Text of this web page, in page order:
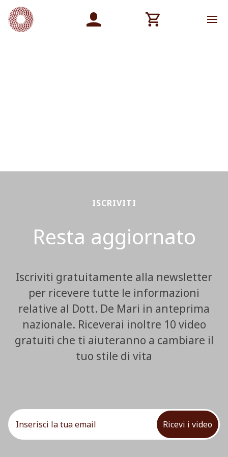
ISCRIVITI
Resta aggiornato
Iscriviti gratuitamente alla newsletter
per ricevere tutte le informazioni
relative al Dott. De Mari in anteprima
nazionale. Riceverai inoltre 10 video
gratuiti che ti aiuteranno a cambiare il
tuo stile di vita
Ricevi i video